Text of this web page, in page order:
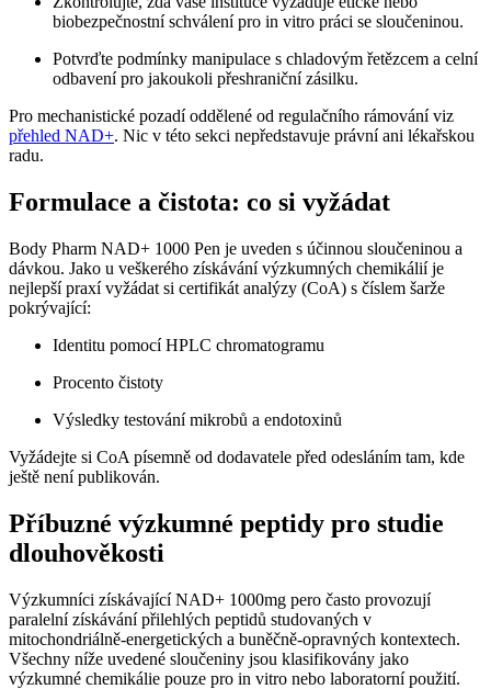
biobezpečnostní schválení pro in vitro práci se sloučeninou.
Potvrďte podmínky manipulace s chladovým řetězcem a celní
odbavení pro jakoukoli přeshraniční zásilku.
Pro mechanistické pozadí oddělené od regulačního rámování viz
přehled NAD+. Nic v této sekci nepředstavuje právní ani lékařskou
radu.
Formulace a čistota: co si vyžádat
Body Pharm NAD+ 1000 Pen je uveden s účinnou sloučeninou a
dávkou. Jako u veškerého získávání výzkumných chemikálií je
nejlepší praxí vyžádat si certifikát analýzy (CoA) s číslem šarže
pokrývající:
Identitu pomocí HPLC chromatogramu
Procento čistoty
Výsledky testování mikrobů a endotoxinů
Vyžádejte si CoA písemně od dodavatele před odesláním tam, kde
ještě není publikován.
Příbuzné výzkumné peptidy pro studie
dlouhověkosti
Výzkumníci získávající NAD+ 1000mg pero často provozují
paralelní získávání přilehlých peptidů studovaných v
mitochondriálně-energetických a buněčně-opravných kontextech.
Všechny níže uvedené sloučeniny jsou klasifikovány jako
výzkumné chemikálie pouze pro in vitro nebo laboratorní použití.